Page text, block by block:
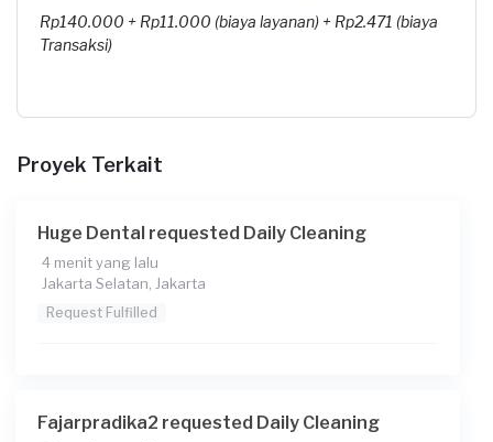
Rp140.000 + Rp11.000 (biaya layanan) + Rp2.471 (biaya
Transaksi)
Proyek Terkait
Huge Dental requested Daily Cleaning
4 menit yang lalu
Jakarta Selatan, Jakarta
Request Fulfilled
Fajarpradika2 requested Daily Cleaning